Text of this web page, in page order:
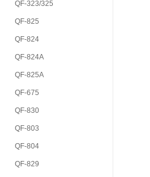
QF-323/325
QF-825
QF-824
QF-824A
QF-825A
QF-675
QF-830
QF-803
QF-804
QF-829